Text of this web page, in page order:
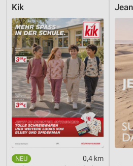
Kik
0,4 km
Analyse von Zielgruppen durch
Kombinationen von Daten aus
Quellen
Entwicklung und Verbesserung der
Verwendung reduzierter Daten zur
Inhalten
IAB-Besonderheiten:
Verwendung genauer
Geräte anhand von aktiv
Informationen identifizieren
Nicht-IAB-Verarbeitungszwecke: